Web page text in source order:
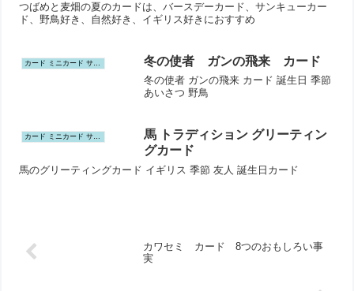
つばめと麦畑の夏のカードは、バースデーカード、サンキューカー
ド、野鳥好き、自然好き、イギリス好きにおすすめ
カード ミニカード サンキューカード ポストカード 冬の使者 ガンの飛来 カード
冬の使者 ガンの飛来 カード 誕生日 季節
あいさつ 野鳥
カード ミニカード サンキューカード ポストカード
馬 トラディション グリーティン
グカード
馬のグリーティングカード イギリス 季節 友人 誕生日カード
カワセミ カード 8つのおもしろい事
実